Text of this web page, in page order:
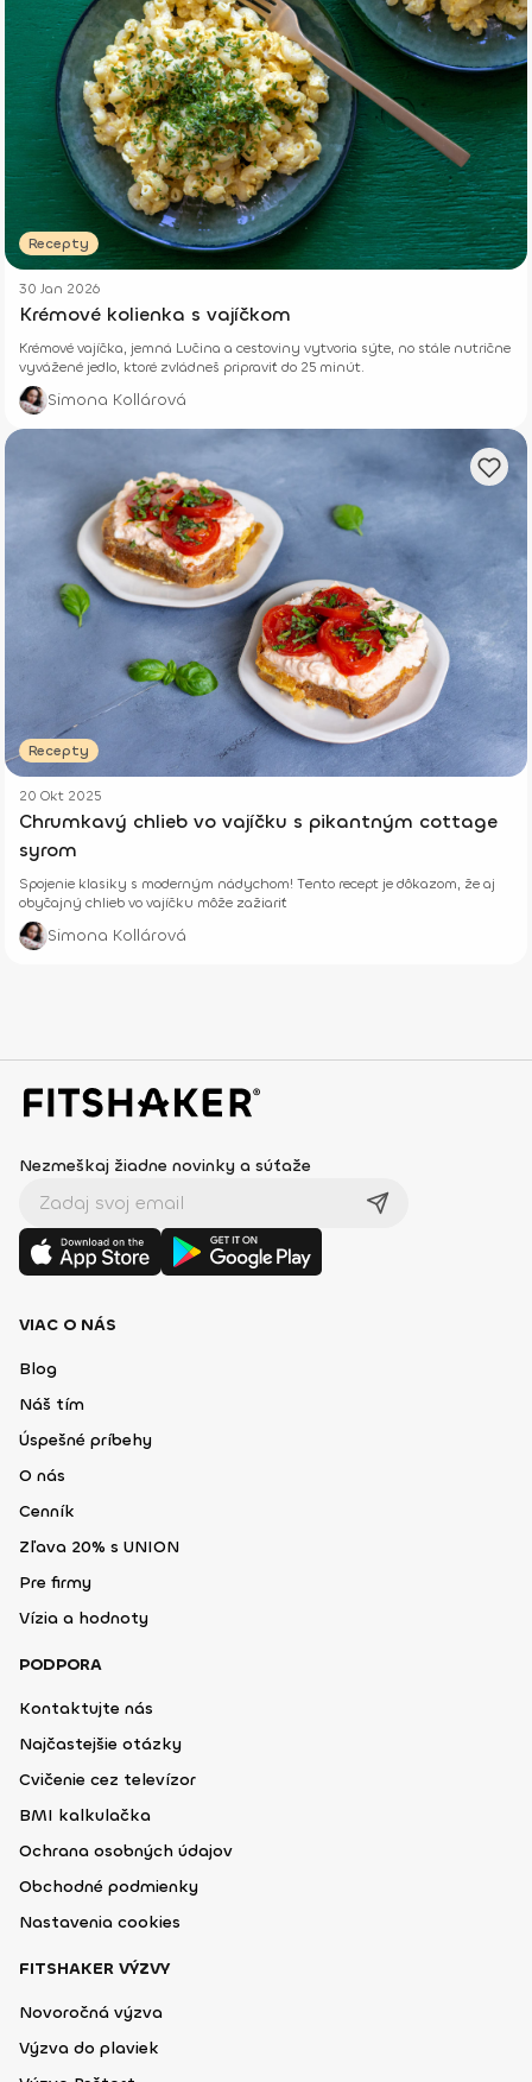
Recepty
30 Jan 2026
Krémové kolienka s vajíčkom
Krémové vajíčka, jemná Lučina a cestoviny vytvoria sýte, no stále nutrične
vyvážené jedlo, ktoré zvládneš pripraviť do 25 minút.
Simona Kollárová
Recepty
20 Okt 2025
Chrumkavý chlieb vo vajíčku s pikantným cottage
syrom
Spojenie klasiky s moderným nádychom! Tento recept je dôkazom, že aj
obyčajný chlieb vo vajíčku môže zažiariť
Simona Kollárová
Nezmeškaj žiadne novinky a súťaže
VIAC O NÁS
Blog
Náš tím
Úspešné príbehy
O nás
Cenník
Zľava 20% s UNION
Pre firmy
Vízia a hodnoty
PODPORA
Kontaktujte nás
Najčastejšie otázky
Cvičenie cez televízor
BMI kalkulačka
Ochrana osobných údajov
Obchodné podmienky
Nastavenia cookies
FITSHAKER VÝZVY
Novoročná výzva
Výzva do plaviek